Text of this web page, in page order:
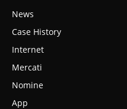
News
Case History
Internet
Mercati
Nomine
App